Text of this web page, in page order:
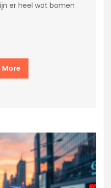
er heel wat bomen
More